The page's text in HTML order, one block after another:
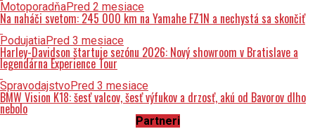
MotoporadňaPred 2 mesiace
Na naháči svetom: 245 000 km na Yamahe FZ1N a nechystá sa skončiť
PodujatiaPred 3 mesiace
Harley-Davidson štartuje sezónu 2026: Nový showroom v Bratislave a
legendárna Experience Tour
SpravodajstvoPred 3 mesiace
BMW Vision K18: šesť valcov, šesť výfukov a drzosť, akú od Bavorov dlho
nebolo
Partneri